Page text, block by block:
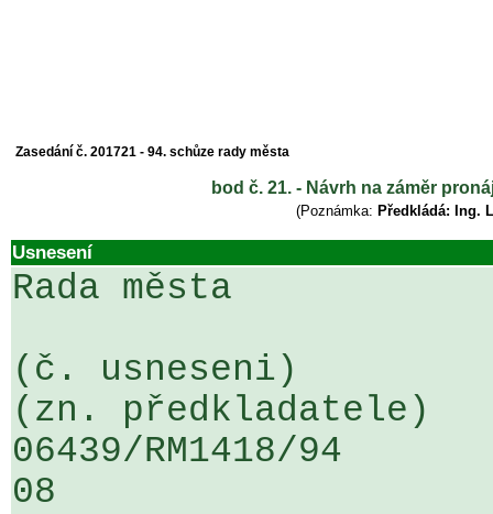
Zasedání č. 201721 - 94. schůze rady města
bod č. 21. - Návrh na záměr
(Poznámka: Předkládá: Ing.
Usnesení
Rada města
(č. usneseni)
(zn. předkladatele)
06439/RM1418/
08